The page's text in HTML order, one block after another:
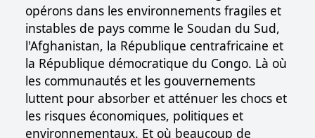
opérons dans les environnements fragiles et
instables de pays comme le Soudan du Sud,
l'Afghanistan, la République centrafricaine et
la République démocratique du Congo. Là où
les communautés et les gouvernements
luttent pour absorber et atténuer les chocs et
les risques économiques, politiques et
environnementaux. Et où beaucoup de